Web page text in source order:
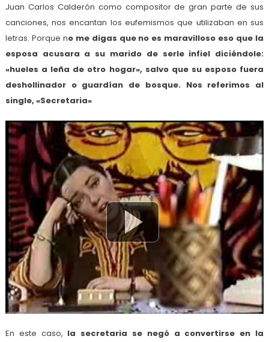
Juan Carlos Calderón como compositor de gran parte de sus
canciones, nos encantan los eufemismos que utilizaban en sus
letras. Porque no me digas que no es maravilloso eso que la
esposa acusara a su marido de serle infiel diciéndole:
«hueles a leña de otro hogar», salvo que su esposo fuera
deshollinador o guardían de bosque. Nos referimos al
single, «Secretaria»
En este caso, la secretaria se negó a convertirse en la